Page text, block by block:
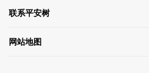
联系平安树
网站地图